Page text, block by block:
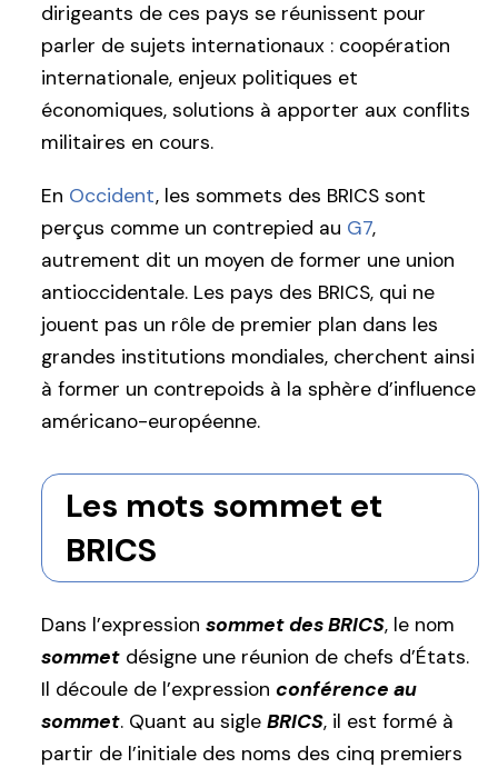
dirigeants de ces pays se réunissent pour
parler de sujets internationaux : coopération
internationale, enjeux politiques et
économiques, solutions à apporter aux conflits
militaires en cours.
En Occident, les sommets des BRICS sont
perçus comme un contrepied au G7,
autrement dit un moyen de former une union
antioccidentale. Les pays des BRICS, qui ne
jouent pas un rôle de premier plan dans les
grandes institutions mondiales, cherchent ainsi
à former un contrepoids à la sphère d’influence
américano-européenne.
Les mots sommet et
BRICS
Dans l’expression sommet des BRICS, le nom
sommet désigne une réunion de chefs d’États.
Il découle de l’expression conférence au
sommet. Quant au sigle BRICS, il est formé à
partir de l’initiale des noms des cinq premiers